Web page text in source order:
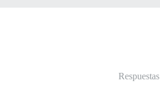
Respuestas